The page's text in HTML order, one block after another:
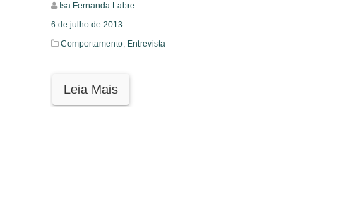
Isa Fernanda Labre
6 de julho de 2013
Comportamento, Entrevista
Leia Mais